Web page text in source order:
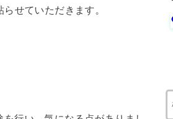
せていただきます。